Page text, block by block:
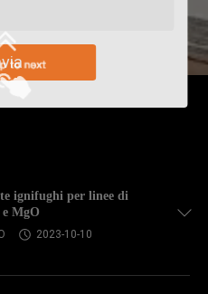
ignifughi per linee di
MgO
2023-10-10